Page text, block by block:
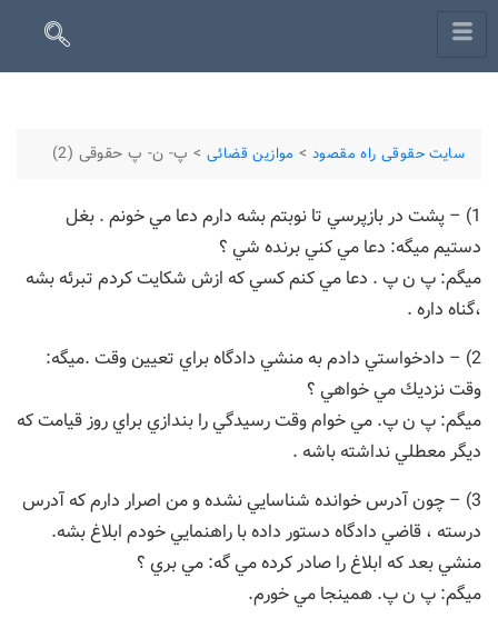
سایت حقوقی راه مقصود > موازین قضائی > پ- ن- پ حقوقی (2)
1) – پشت در بازپرسي تا نوبتم بشه دارم دعا مي خونم . بغل
دستيم ميگه: دعا مي كني برنده شي ؟
ميگم: پ ن پ . دعا مي كنم كسي كه ازش شكايت كردم تبرئه بشه
،گناه داره .
2) – دادخواستي دادم به منشي دادگاه براي تعيين وقت .ميگه:
وقت نزديك مي خواهي ؟
ميگم: پ ن پ. مي خوام وقت رسيدگي را بندازي براي روز قيامت كه
ديگر معطلي نداشته باشه .
3) – چون آدرس خوانده شناسايي نشده و من اصرار دارم كه آدرس
درسته ، قاضي دادگاه دستور داده با راهنمايي خودم ابلاغ بشه.
منشي بعد كه ابلاغ را صادر كرده مي گه: مي بري ؟
ميگم: پ ن پ. همينجا مي خورم.